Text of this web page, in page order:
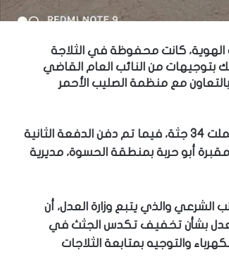
عملية دفن 56 جثة مجهولة الهوية، كانت محفوظة في الثلاجة
من النائب العام القاضي
مع منظمة الصليب الأحمر
وجرت عملية الدفن على مرحلتين؛ الأولى بعد صلاة الفجر وشملت 34 جثة، فيما تم دفن الدفعة الثانية
وتمت العملية في مقبرة أبو حربة بمنطقة الحسوة، مديرية
والذي يتبع وزارة العدل، أن
العدل بشأن تخفيف تكدس الجثث في
والتوجيه بمتابعة الثلاجات